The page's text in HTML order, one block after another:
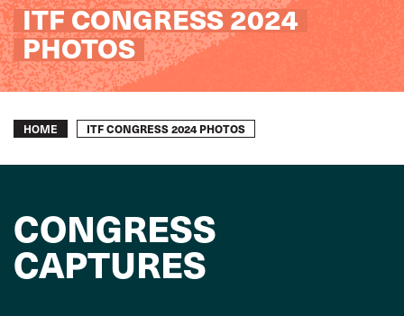
ITF CONGRESS 2024
PHOTOS
Breadcrumb
HOME ITF CONGRESS 2024 PHOTOS
CONGRESS
CAPTURES